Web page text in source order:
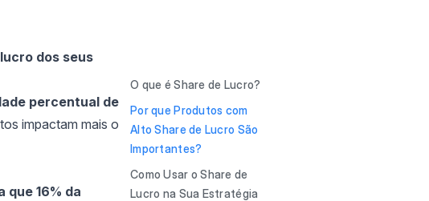
dos seus
percentual de
impactam mais o
que 16% da
O que é Share de Lucro?
Por que Produtos com
Alto Share de Lucro São
Importantes?
Como Usar o Share de
Lucro na Sua Estratégia